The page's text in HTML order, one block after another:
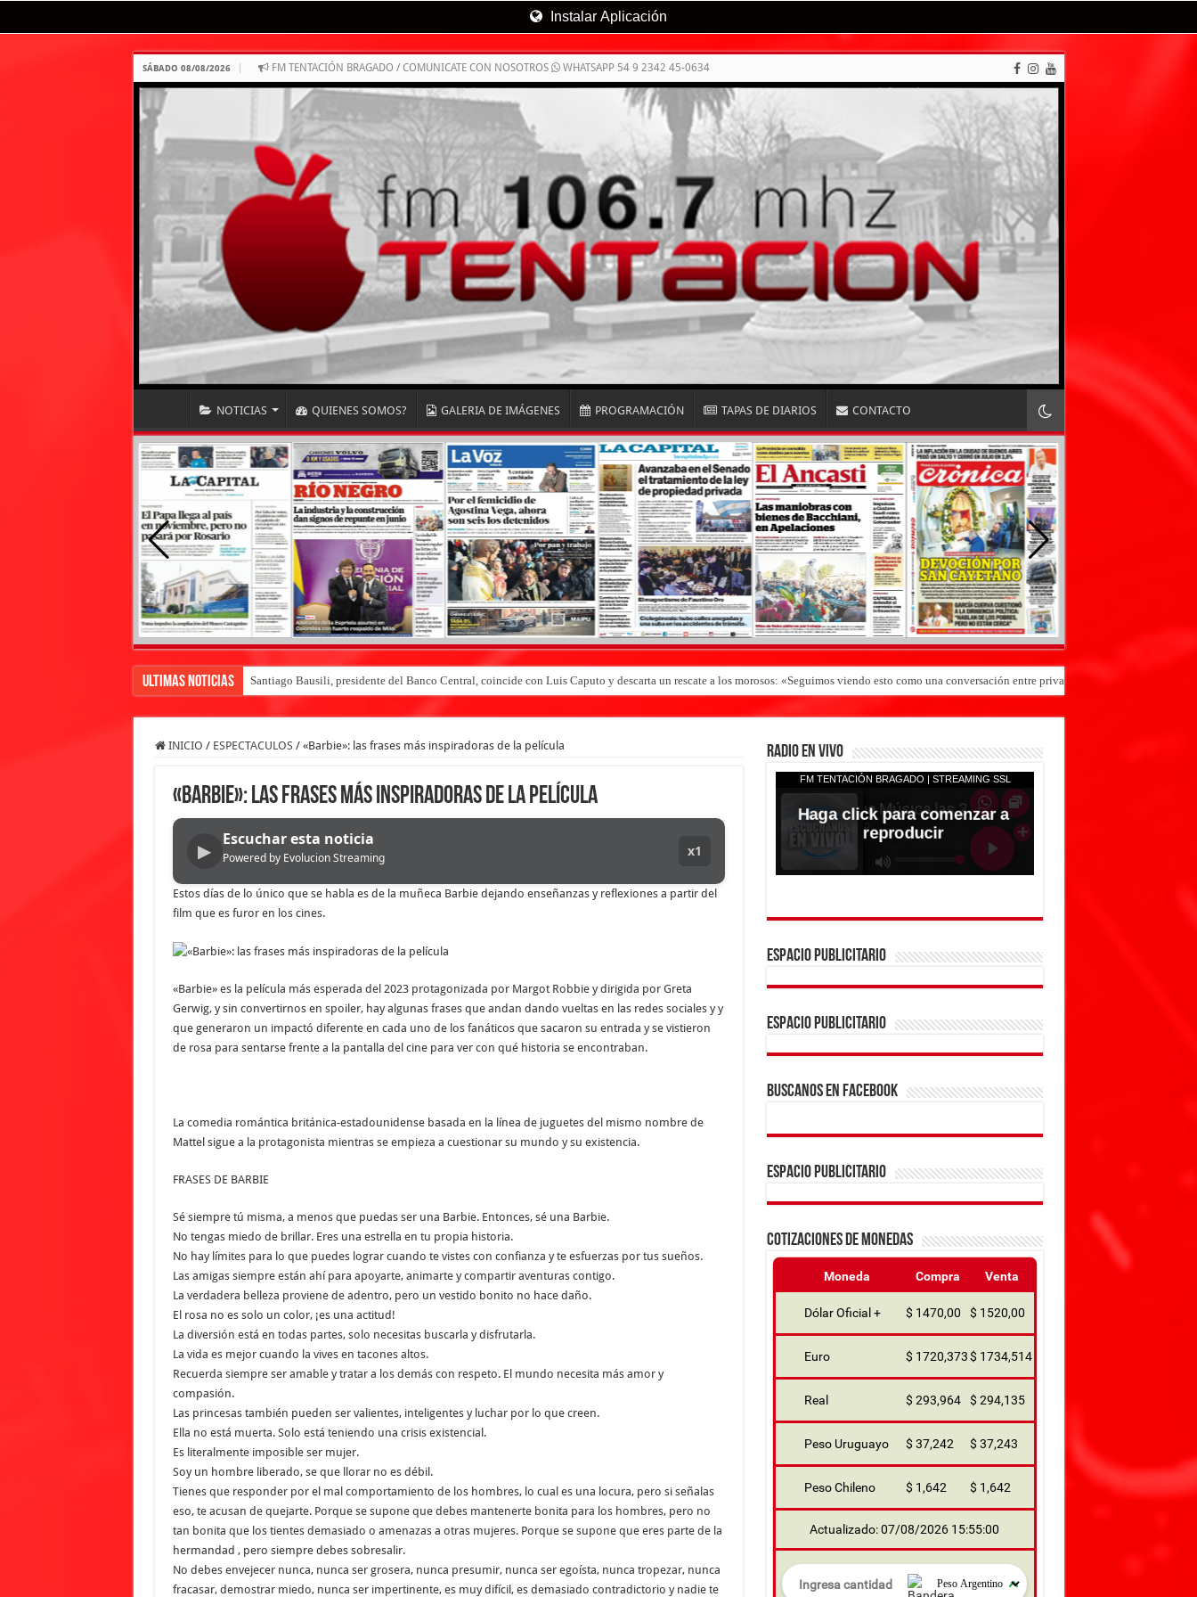
Instalar Aplicación
SÁBADO 08/08/2026 FM TENTACIÓN BRAGADO / COMUNICATE CON NOSOTROS WHATSAPP 54 9 2342 45-0634
NOTICIAS QUIENES SOMOS? GALERIA DE IMÁGENES PROGRAMACIÓN TAPAS DE DIARIOS CONTACTO
Ultimas Noticias Santiago Bausili, presidente del Banco Central, coincide con Luis Caputo y descarta un rescate a los morosos: «Seguimos viendo esto como una conversación entre privados»
INICIO / ESPECTACULOS / «Barbie»: las frases más inspiradoras de la película
«Barbie»: las frases más inspiradoras de la película
▶
Escuchar esta noticia
Powered by Evolucion Streaming x1
Estos días de lo único que se habla es de la muñeca Barbie dejando enseñanzas y reflexiones a partir del
film que es furor en los cines.
«Barbie» es la película más esperada del 2023 protagonizada por Margot Robbie y dirigida por Greta
Gerwig, y sin convertirnos en spoiler, hay algunas frases que andan dando vueltas en las redes sociales y y
que generaron un impactó diferente en cada uno de los fanáticos que sacaron su entrada y se vistieron
de rosa para sentarse frente a la pantalla del cine para ver con qué historia se encontraban.
La comedia romántica británica-estadounidense basada en la línea de juguetes del mismo nombre de
Mattel sigue a la protagonista mientras se empieza a cuestionar su mundo y su existencia.
FRASES DE BARBIE
Sé siempre tú misma, a menos que puedas ser una Barbie. Entonces, sé una Barbie.
No tengas miedo de brillar. Eres una estrella en tu propia historia.
No hay límites para lo que puedes lograr cuando te vistes con confianza y te esfuerzas por tus sueños.
Las amigas siempre están ahí para apoyarte, animarte y compartir aventuras contigo.
La verdadera belleza proviene de adentro, pero un vestido bonito no hace daño.
El rosa no es solo un color, ¡es una actitud!
La diversión está en todas partes, solo necesitas buscarla y disfrutarla.
La vida es mejor cuando la vives en tacones altos.
Recuerda siempre ser amable y tratar a los demás con respeto. El mundo necesita más amor y
compasión.
Las princesas también pueden ser valientes, inteligentes y luchar por lo que creen.
Ella no está muerta. Solo está teniendo una crisis existencial.
Es literalmente imposible ser mujer.
Soy un hombre liberado, se que llorar no es débil.
Tienes que responder por el mal comportamiento de los hombres, lo cual es una locura, pero si señalas
eso, te acusan de quejarte. Porque se supone que debes mantenerte bonita para los hombres, pero no
tan bonita que los tientes demasiado o amenazas a otras mujeres. Porque se supone que eres parte de la
hermandad , pero siempre debes sobresalir.
No debes envejecer nunca, nunca ser grosera, nunca presumir, nunca ser egoísta, nunca tropezar, nunca
fracasar, demostrar miedo, nunca ser impertinente, es muy difícil, es demasiado contradictorio y nadie te
RADIO EN VIVO
ESPACIO PUBLICITARIO
ESPACIO PUBLICITARIO
BUSCANOS EN FACEBOOK
ESPACIO PUBLICITARIO
COTIZACIONES DE MONEDAS
Moneda Compra Venta
Dólar Oficial + $ 1470,00 $ 1520,00
Euro $ 1720,373$ 1734,514
Real $ 293,964 $ 294,135
Peso Uruguayo $ 37,242 $ 37,243
Peso Chileno $ 1,642 $ 1,642
Actualizado: 07/08/2026 15:55:00